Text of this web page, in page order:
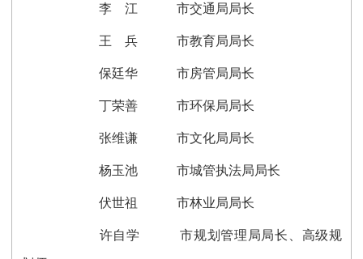
李 江 市交通局局长
王 兵 市教育局局长
保廷华 市房管局局长
丁荣善 市环保局局长
张维谦 市文化局局长
杨玉池 市城管执法局局长
伏世祖 市林业局局长
许自学 市规划管理局局长、高级规